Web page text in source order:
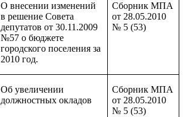
О внесении изменений
в решение Совета
депутатов от 30.11.2009
№57 о бюджете
городского поселения за
2010 год.
Сборник МПА
от 28.05.2010
№ 5 (53)
Об увеличении
должностных окладов
Сборник МПА
от 28.05.2010
№ 5 (53)